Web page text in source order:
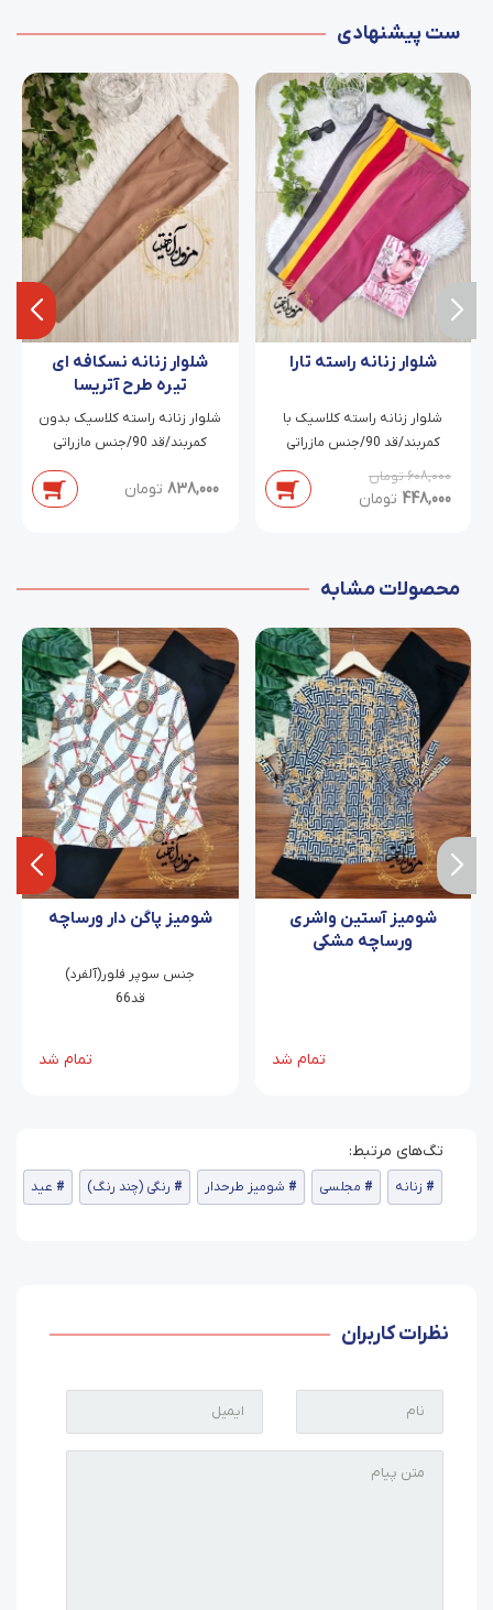
ست پیشنهادی
شلوار زنانه راسته تارا
شلوار زنانه راسته کلاسیک با
کمربند/قد 90/جنس مازراتی
دابل/سایز 38 تا 46
608,000تومان
448,000 تومان
شلوار زنانه نسکافه ای
تیره طرح آتریسا
شلوار زنانه راسته کلاسیک بدون
کمربند/قد 90/جنس مازراتی
838,000 تومان
محصولات مشابه
شومیز آستین واشری
ورساچه مشکی
تمام شد
شومیز پاگن دار ورساچه
جنس سوپر فلور(آلفرد)
قد66
تمام شد
زنانه مجلسی شومیز طرحدار رنگی (چند رنگ) عید
نظرات کاربران